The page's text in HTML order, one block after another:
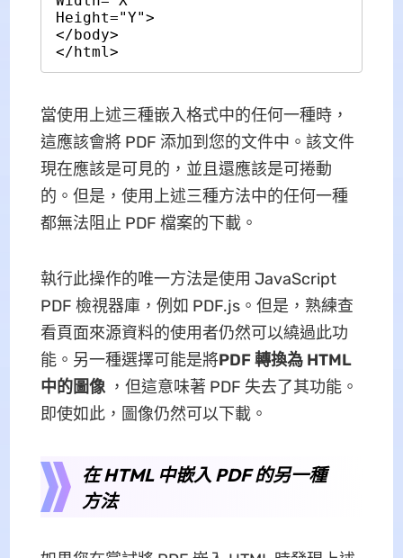
Height="Y">
</body>
</html>
當使用上述三種嵌入格式中的任何一種時，
這應該會將 PDF 添加到您的文件中。該文件
現在應該是可見的，並且還應該是可捲動
的。但是，使用上述三種方法中的任何一種
都無法阻止 PDF 檔案的下載。
執行此操作的唯一方法是使用 JavaScript
PDF 檢視器庫，例如 PDF.js。但是，熟練查
看頁面來源資料的使用者仍然可以繞過此功
能。另一種選擇可能是將PDF 轉換為 HTML
中的圖像，但這意味著 PDF 失去了其功能。
即使如此，圖像仍然可以下載。
在 HTML 中嵌入 PDF 的另一種
方法